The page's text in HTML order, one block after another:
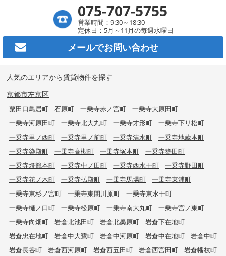
075-707-5755
営業時間：9:30～18:30
定休日：5月～11月の毎週水曜日
メールでお問い合わせ
人気のエリアから賃貸物件を探す
京都市左京区
粟田口鳥居町 石原町 一乗寺赤ノ宮町
一乗寺大原田町
一乗寺河原田町
一乗寺北大丸町 一乗寺才形町
一乗寺下リ松町
一乗寺里ノ西町
一乗寺里ノ前町 一乗寺清水町
一乗寺地蔵本町
一乗寺染殿町
一乗寺高槻町 一乗寺塚本町
一乗寺築田町
一乗寺燈籠本町
一乗寺中ノ田町 一乗寺西水干町
一乗寺野田町
一乗寺花ノ木町
一乗寺払殿町 一乗寺馬場町
一乗寺東浦町
一乗寺東杉ノ宮町
一乗寺東閉川原町
一乗寺東水干町
一乗寺樋ノ口町
一乗寺松原町 一乗寺南大丸町
一乗寺宮ノ東町
一乗寺向畑町
岩倉北池田町 岩倉北桑原町
岩倉下在地町
岩倉忠在地町
岩倉中大鷺町 岩倉中河原町 岩倉中在地町
岩倉中町
岩倉長谷町
岩倉西河原町 岩倉西五田町 岩倉西宮田町
岩倉幡枝町